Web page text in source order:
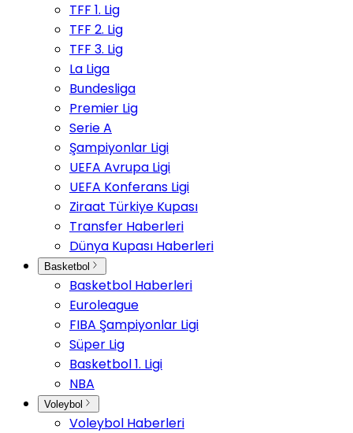
TFF 1. Lig
TFF 2. Lig
TFF 3. Lig
La Liga
Bundesliga
Premier Lig
Serie A
Şampiyonlar Ligi
UEFA Avrupa Ligi
UEFA Konferans Ligi
Ziraat Türkiye Kupası
Transfer Haberleri
Dünya Kupası Haberleri
Basketbol
Basketbol Haberleri
Euroleague
FIBA Şampiyonlar Ligi
Süper Lig
Basketbol 1. Ligi
NBA
Voleybol
Voleybol Haberleri